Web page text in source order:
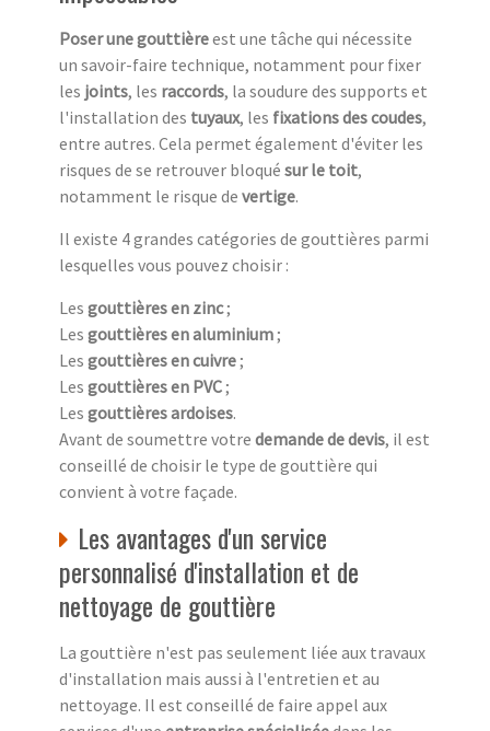
Poser une gouttièreest une tâche qui nécessite
un savoir-faire technique, notamment pour fixer
les joints, les raccords, la soudure des supports et
l'installation des tuyaux, les fixations des coudes,
entre autres. Cela permet également d'éviter les
risques de se retrouver bloqué sur le toit,
notamment le risque de vertige.
Il existe 4 grandes catégories de gouttières parmi
lesquelles vous pouvez choisir :
Les gouttières en zinc;
Les gouttières en aluminium ;
Les gouttières en cuivre ;
Les gouttières en PVC ;
Les gouttières ardoises.
Avant de soumettre votre demande de devis, il est
conseillé de choisir le type de gouttière qui
convient à votre façade.
Les avantages d'un service
personnalisé d'installation et de
nettoyage de gouttière
La gouttière n'est pas seulement liée aux travaux
d'installation mais aussi à l'entretien et au
nettoyage. Il est conseillé de faire appel aux